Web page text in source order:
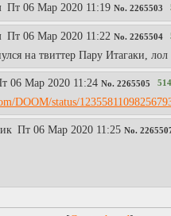
Пт 06 Мар 2020 11:19 No. 2265503
Пт 06 Мар 2020 11:22 No. 2265504
на твиттер Пару Итагаки, лол
06 Мар 2020 11:24 No. 2265505 514
DOOM/status/
Пт 06 Мар 2020 11:25 No.